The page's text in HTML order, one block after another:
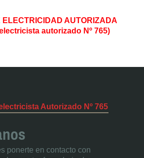
ELECTRICIDAD AUTORIZADA
autorizado Nº 765)
Autorizado Nº 765
ponerte en contacto con